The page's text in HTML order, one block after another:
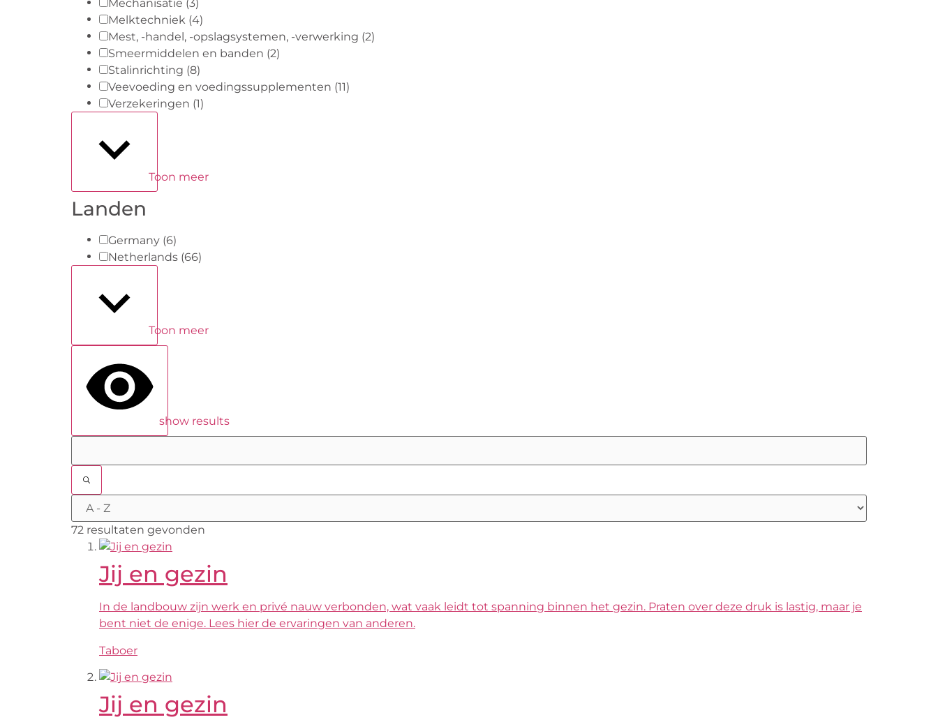
Mechanisatie (3)
Melktechniek (4)
Mest, -handel, -opslagsystemen, -verwerking (2)
Smeermiddelen en banden (2)
Stalinrichting (8)
Veevoeding en voedingssupplementen (11)
Verzekeringen (1)
Toon meer
Landen
Germany (6)
Netherlands (66)
Toon meer
show results
72 resultaten gevonden
Jij en gezin
In de landbouw zijn werk en privé nauw verbonden, wat vaak leidt tot spanning binnen het gezin. Praten over deze druk is lastig, maar je
bent niet de enige. Lees hier de ervaringen van anderen.
Taboer
Jij en gezin